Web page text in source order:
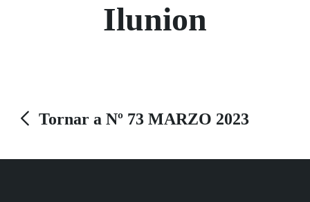
Ilunion
Tornar a Nº 73 MARZO 2023